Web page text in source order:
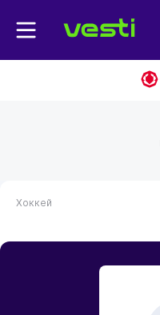
Хоккей